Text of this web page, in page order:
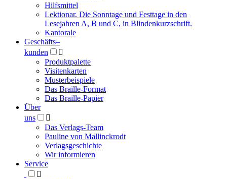
Hilfsmittel
Lektionar. Die Sonntage und Festtage in den
Lesejahren A, B und C, in Blindenkurzschrift.
Kantorale
Geschäfts­–
kunden

Produktpalette
Visitenkarten
Musterbeispiele
Das Braille-Format
Das Braille-Papier
Über
uns

Das Verlags-Team
Pauline von Mallinckrodt
Verlagsgeschichte
Wir informieren
Service
